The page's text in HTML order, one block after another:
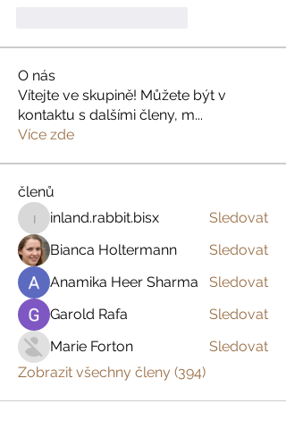
O nás
Vítejte ve skupině! Můžete být v
kontaktu s dalšími členy, m...
Více zde
členů
inland.rabbit.bisx
inland.rabbit.bisx
Sledovat
Bianca Holtermann
Sledovat
Anamika Heer Sharma
Sledovat
Garold Rafa
Sledovat
Marie Forton
Sledovat
Zobrazit všechny členy (394)